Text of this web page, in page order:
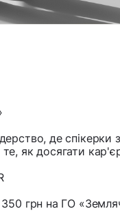
де спікерки
як досягати
грн на ГО